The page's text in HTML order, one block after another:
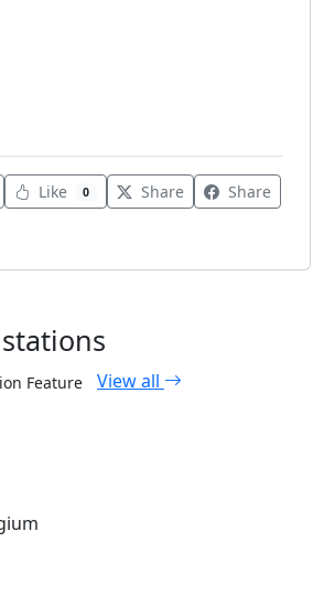
Like 0 Share
Share
Feature View all